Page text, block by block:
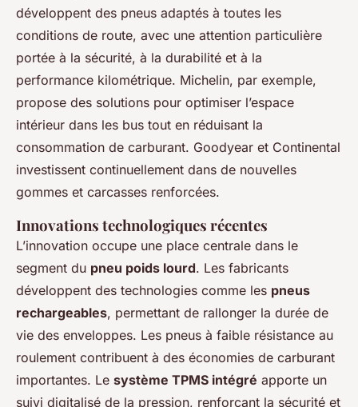
développent des pneus adaptés à toutes les
conditions de route, avec une attention particulière
portée à la sécurité, à la durabilité et à la
performance kilométrique. Michelin, par exemple,
propose des solutions pour optimiser l’espace
intérieur dans les bus tout en réduisant la
consommation de carburant. Goodyear et Continental
investissent continuellement dans de nouvelles
gommes et carcasses renforcées.
Innovations technologiques récentes
L’innovation occupe une place centrale dans le
segment du pneu poids lourd. Les fabricants
développent des technologies comme les pneus
rechargeables, permettant de rallonger la durée de
vie des enveloppes. Les pneus à faible résistance au
roulement contribuent à des économies de carburant
importantes. Le système TPMS intégré apporte un
suivi digitalisé de la pression, renforçant la sécurité et